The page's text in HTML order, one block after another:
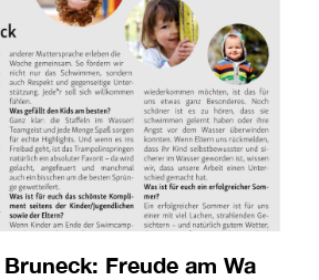
Freude am Wa